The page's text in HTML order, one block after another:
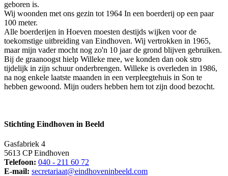
geboren is.
Wij woonden met ons gezin tot 1964 In een boerderij op een paar
100 meter.
Alle boerderijen in Hoeven moesten destijds wijken voor de
toekomstige uitbreiding van Eindhoven. Wij vertrokken in 1965,
maar mijn vader mocht nog zo'n 10 jaar de grond blijven gebruiken.
Bij de graanoogst hielp Willeke mee, we konden dan ook stro
tijdelijk in zijn schuur onderbrengen. Willeke is overleden in 1986,
na nog enkele laatste maanden in een verpleegtehuis in Son te
hebben gewoond. Mijn ouders hebben hem tot zijn dood bezocht.
Stichting Eindhoven in Beeld
Gasfabriek 4
5613 CP Eindhoven
Telefoon: 040 - 211 60 72
E-mail: secretariaat@eindhoveninbeeld.com